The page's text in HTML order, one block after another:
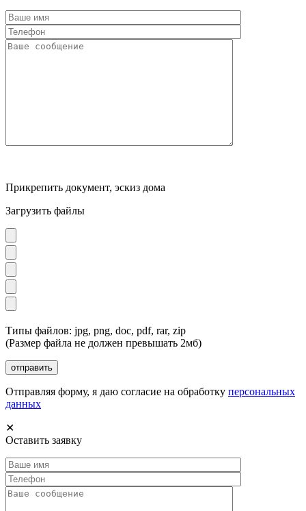
Прикрепить документ, эскиз дома
Загрузить файлы
Типы файлов: jpg, png, doc, pdf, rar, zip
(Размер файла не должен превышать 2мб)
Отправляя форму, я даю согласие на обработку персональных
данных
✕
Оставить заявку